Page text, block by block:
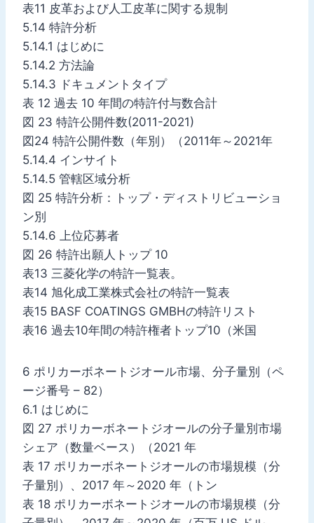
表11 皮革および人工皮革に関する規制
5.14 特許分析
5.14.1 はじめに
5.14.2 方法論
5.14.3 ドキュメントタイプ
表 12 過去 10 年間の特許付与数合計
図 23 特許公開件数(2011-2021)
図24 特許公開件数（年別）（2011年～2021年
5.14.4 インサイト
5.14.5 管轄区域分析
図 25 特許分析：トップ・ディストリビューショ
ン別
5.14.6 上位応募者
図 26 特許出願人トップ 10
表13 三菱化学の特許一覧表。
表14 旭化成工業株式会社の特許一覧表
表15 BASF COATINGS GMBHの特許リスト
表16 過去10年間の特許権者トップ10（米国
6 ポリカーボネートジオール市場、分子量別（ペ
ージ番号 – 82）
6.1 はじめに
図 27 ポリカーボネートジオールの分子量別市場
シェア（数量ベース）（2021 年
表 17 ポリカーボネートジオールの市場規模（分
子量別）、2017 年～2020 年（トン
表 18 ポリカーボネートジオールの市場規模（分